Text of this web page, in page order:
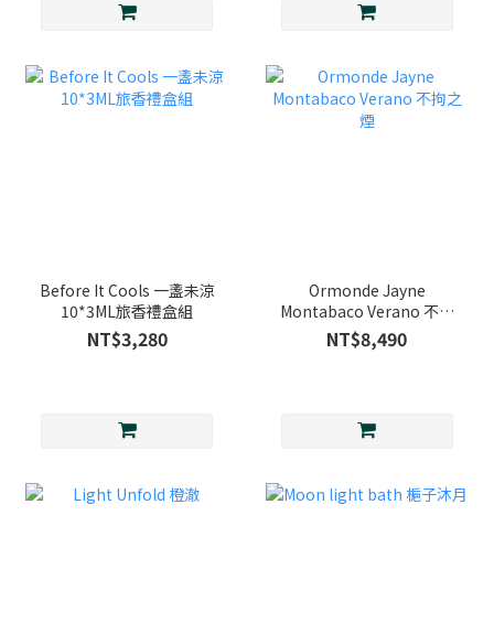
Before It Cools 一盞未涼
10*3ML旅香禮盒組
NT$3,280
Ormonde Jayne
Montabaco Verano 不拘
之煙
NT$8,490